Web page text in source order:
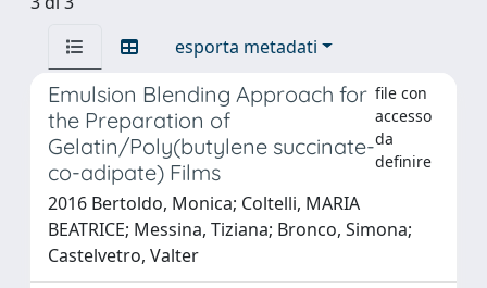
esporta metadati
Emulsion Blending Approach for
the Preparation of
Gelatin/Poly(butylene succinate-
co-adipate) Films
file con
accesso
da
definire
2016 Bertoldo, Monica; Coltelli, MARIA
BEATRICE; Messina, Tiziana; Bronco, Simona;
Castelvetro, Valter